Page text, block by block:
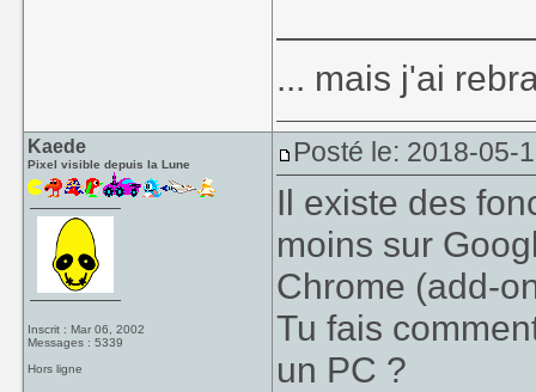
... mais j'ai
Kaede
Pixel visible depuis la Lune
Inscrit : Mar 06, 2002
Messages : 5339
Hors ligne
Posté le: 2018-05-
Il existe des
moins sur
Chrome (add-
Tu fais
un PC ?